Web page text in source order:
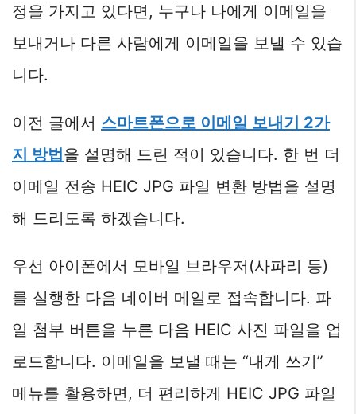
정을 가지고 있다면, 누구나 나에게 이메일을
보내거나 다른 사람에게 이메일을 보낼 수 있습
니다.
이전 글에서 스마트폰으로 이메일 보내기 2가
지 방법을 설명해 드린 적이 있습니다. 한 번 더
이메일 전송 HEIC JPG 파일 변환 방법을 설명
해 드리도록 하겠습니다.
우선 아이폰에서 모바일 브라우저(사파리 등)
를 실행한 다음 네이버 메일로 접속합니다. 파
일 첨부 버튼을 누른 다음 HEIC 사진 파일을 업
로드합니다. 이메일을 보낼 때는 “내게 쓰기”
메뉴를 활용하면, 더 편리하게 HEIC JPG 파일